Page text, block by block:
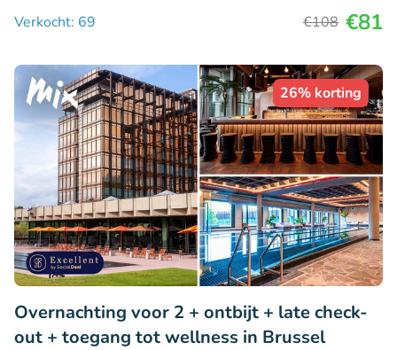
Verkocht: 69
€108 €81
26% korting
Overnachting voor 2 + ontbijt + late check-
out + toegang tot wellness in Brussel